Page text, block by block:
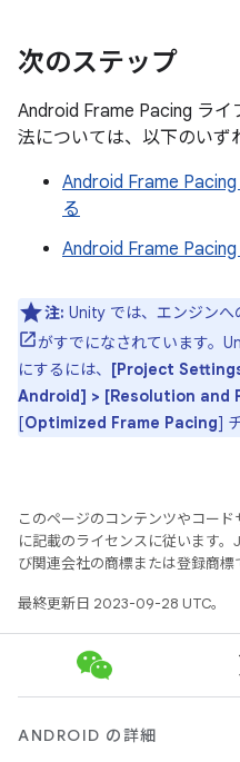
次のステップ
Android Frame Pacing ラ
法については、以下のいず
Android Frame
る
Android Frame
注: Unity では、エンジンへ
がすでになされています。
にするには、 [Project
Android] > [Resolution and
[Optimized Frame Pacing]
このページのコンテンツやコード
に記載のライセンスに従います
び関連会社の商標または登録商標
最終更新日 2023-09-28 UTC。
ANDROID の詳細